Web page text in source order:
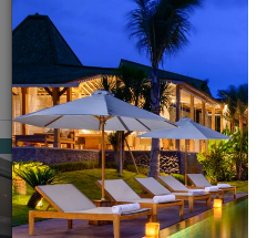
View on map
Surin beach